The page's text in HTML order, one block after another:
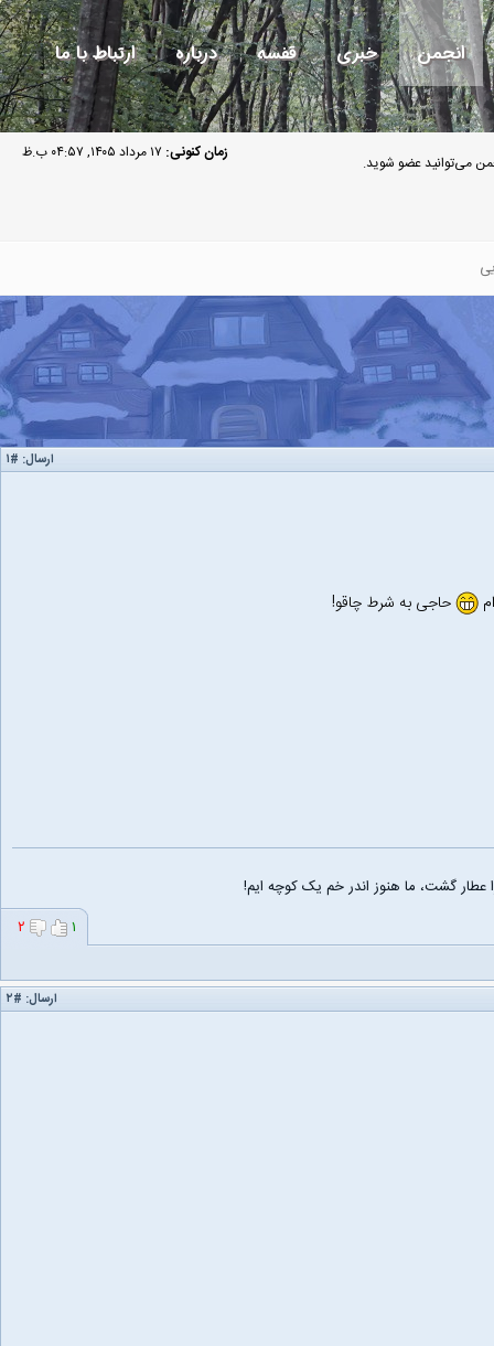
انجمن خبری قفسه درباره ارتباط با ما
زمان کنونی: ۱۷ مرداد ۱۴۰۵, ۰۴:۵۷ ب.ظ می‌توانید عضو شوید.
ارسال: #۱
حاجی به شرط چاقو!
گشت، ما هنوز اندر خم یک کوچه ایم!
۲
ارسال: #۲